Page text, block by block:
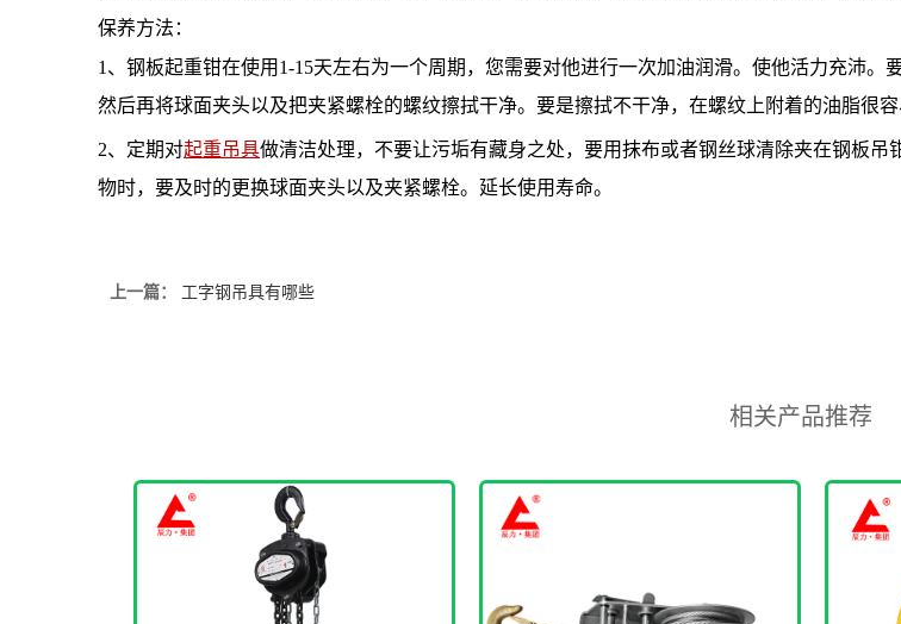
保养方法：
1、钢板起重钳在使用1-15天左右为一个周期，您需要对他进行一次加油润滑。使他活力充沛。
然后再将球面夹头以及把夹紧螺栓的螺纹擦拭干净。要是擦拭不干净，在螺纹上附着的油脂很容
2、定期对起重吊具做清洁处理，不要让污垢有藏身之处，要用抹布或者钢丝球清除夹在钢板
物时，要及时的更换球面夹头以及夹紧螺栓。延长使用寿命。
上一篇： 工字钢吊具有哪些
相关产品推荐